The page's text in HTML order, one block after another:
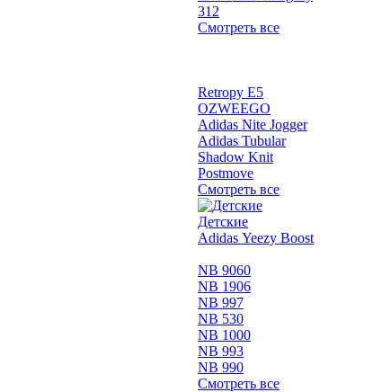
312
Смотреть все
Retropy E5
OZWEEGO
Adidas Nite Jogger
Adidas Tubular
Shadow Knit
Postmove
Смотреть все
Детские
Adidas Yeezy Boost
NB 9060
NB 1906
NB 997
NB 530
NB 1000
NB 993
NB 990
Смотреть все